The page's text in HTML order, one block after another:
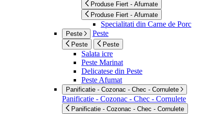
Produse Fiert - Afumate
Produse Fiert - Afumate
Specialitati din Carne de Porc
Peste Peste
Peste Peste
Salata icre
Peste Marinat
Delicatese din Peste
Peste Afumat
Panificatie - Cozonac - Chec - Cornulete
Panificatie - Cozonac - Chec - Cornulete
Panificatie - Cozonac - Chec - Cornulete